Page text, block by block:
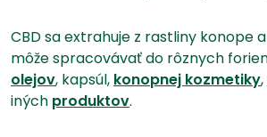
CBD sa extrahuje z rastliny konope
môže spracovávať do rôznych
olejov, kapsúl, konopnej kozmetiky,
iných produktov.